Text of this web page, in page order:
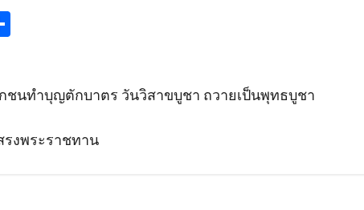
ชนทำบุญตักบาตร วันวิสาขบูชา ถวายเป็นพุทธบูชา
รงพระราชทาน